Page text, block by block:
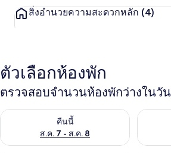
สิ่งอำนวยความสะดวกหลัก (4)
ตัวเลือกห้องพัก
ตรวจสอบจำนวนห้องพักว่างในวั
คืนนี้
ส.ค. 7 - ส.ค. 8
ตรวจสอบจำนวนห้องพักว่างในคืนนี้ ส.ค. 7
ตรวจส